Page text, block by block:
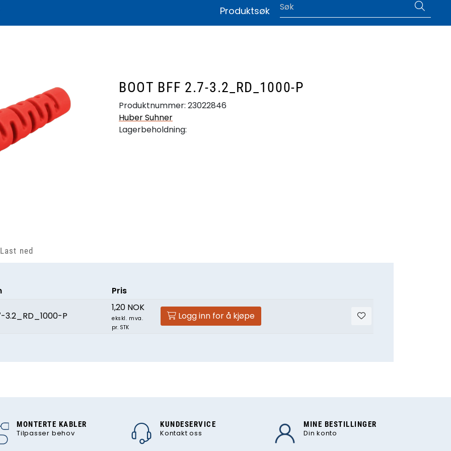
og dokumentasjon | Language
Produktsøk
BOOT BFF 2.7-3.2_RD_1000-P
Produktnummer: 23022846
Huber Suhner
Lagerbeholdning:
Last ned
Pris
3.2_RD_1000-P
1,20 NOK
ekskl. mva.
pr. STK
Logg inn for å kjøpe
MONTERTE KABLER
Tilpasser behov
KUNDESERVICE
Kontakt oss
MINE BESTILLINGER
Din konto